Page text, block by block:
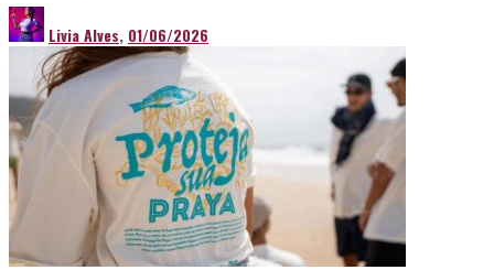
Livia Alves, 01/06/2026